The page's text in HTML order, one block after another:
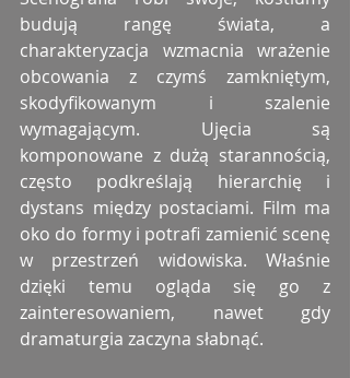
budują rangę świata, a
charakteryzacja wzmacnia wrażenie
obcowania z czymś zamkniętym,
skodyfikowanym i szalenie
wymagającym. Ujęcia są
komponowane z dużą starannością,
często podkreślają hierarchię i
dystans między postaciami. Film ma
oko do formy i potrafi zamienić scenę
w przestrzeń widowiska. Właśnie
dzięki temu ogląda się go z
zainteresowaniem, nawet gdy
dramaturgia zaczyna słabnąć.